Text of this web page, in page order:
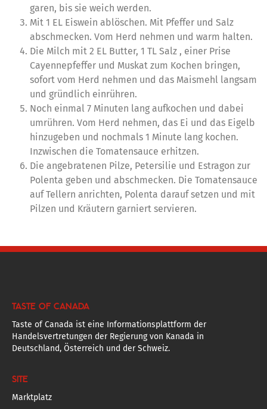
garen, bis sie weich werden.
Mit 1 EL Eiswein ablöschen. Mit Pfeffer und Salz
abschmecken. Vom Herd nehmen und warm halten.
Die Milch mit 2 EL Butter, 1 TL Salz , einer Prise
Cayennepfeffer und Muskat zum Kochen bringen,
sofort vom Herd nehmen und das Maismehl langsam
und gründlich einrühren.
Noch einmal 7 Minuten lang aufkochen und dabei
umrühren. Vom Herd nehmen, das Ei und das Eigelb
hinzugeben und nochmals 1 Minute lang kochen.
Inzwischen die Tomatensauce erhitzen.
Die angebratenen Pilze, Petersilie und Estragon zur
Polenta geben und abschmecken. Die Tomatensauce
auf Tellern anrichten, Polenta darauf setzen und mit
Pilzen und Kräutern garniert servieren.
TASTE OF CANADA
Taste of Canada ist eine Informationsplattform der
Handelsvertretungen der Regierung von Kanada in
Deutschland, Österreich und der Schweiz.
SITE
Marktplatz